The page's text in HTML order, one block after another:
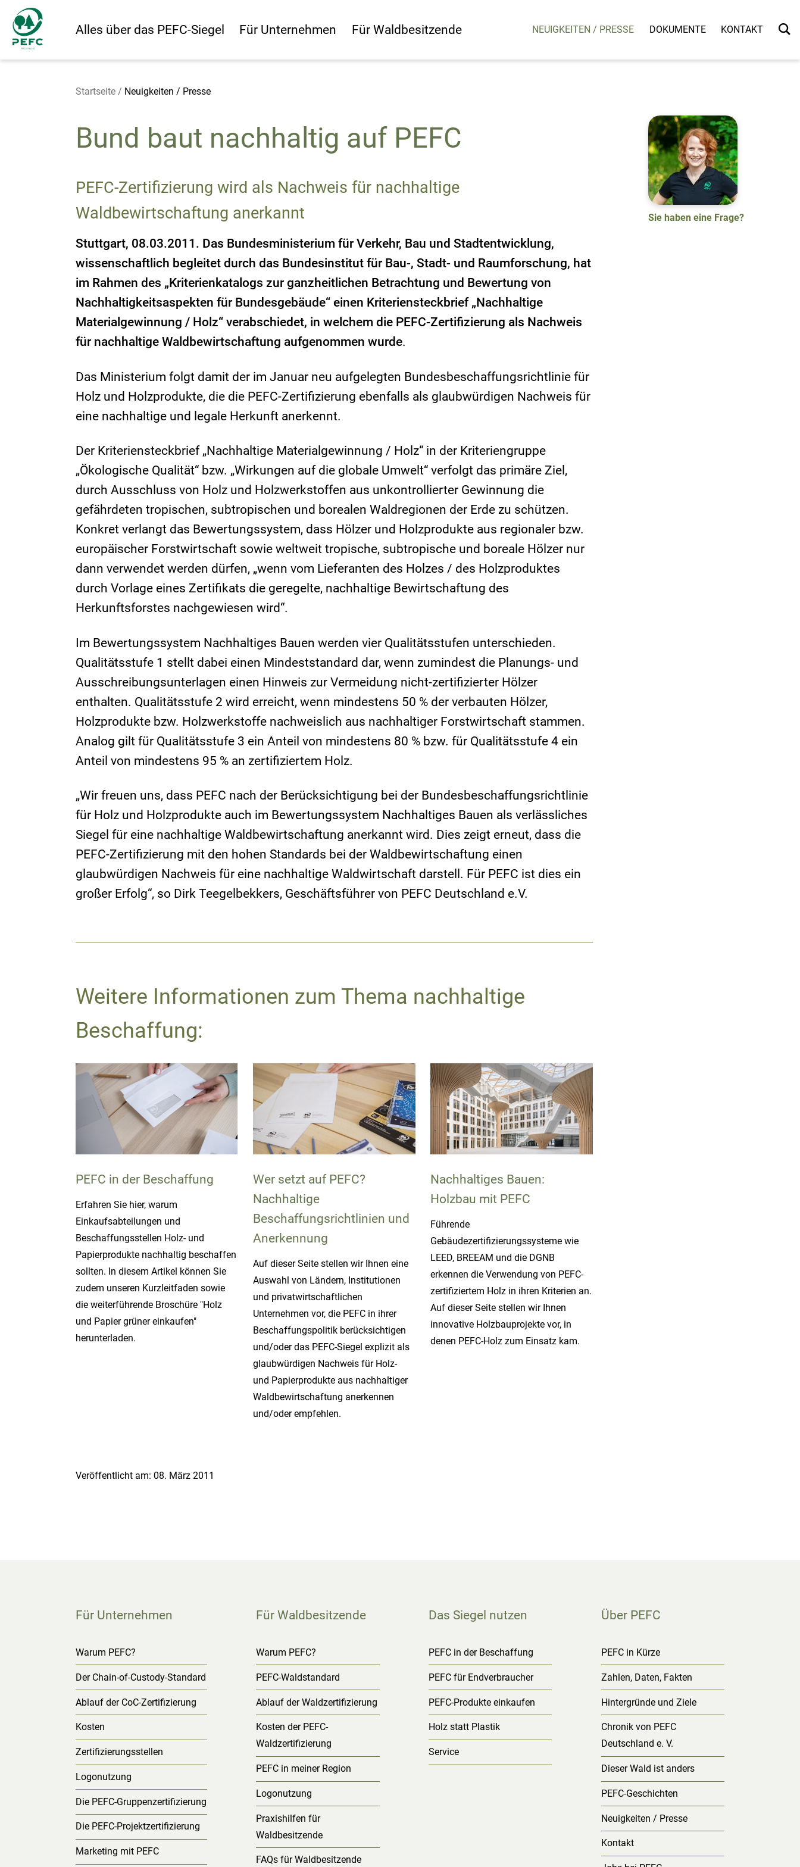
Alles über das PEFC-Siegel Für Unternehmen Für Waldbesitzende NEUIGKEITEN / PRESSE DOKUMENTE KONTAKT
Startseite / Neuigkeiten / Presse
Bund baut nachhaltig auf PEFC
PEFC-Zertifizierung wird als Nachweis für nachhaltige
Waldbewirtschaftung anerkannt
Stuttgart, 08.03.2011. Das Bundesministerium für Verkehr, Bau und Stadtentwicklung,
wissenschaftlich begleitet durch das Bundesinstitut für Bau-, Stadt- und Raumforschung, hat
im Rahmen des „Kriterienkatalogs zur ganzheitlichen Betrachtung und Bewertung von
Nachhaltigkeitsaspekten für Bundesgebäude“ einen Kriteriensteckbrief „Nachhaltige
Materialgewinnung / Holz“ verabschiedet, in welchem die PEFC-Zertifizierung als Nachweis
für nachhaltige Waldbewirtschaftung aufgenommen wurde.
Das Ministerium folgt damit der im Januar neu aufgelegten Bundesbeschaffungsrichtlinie für
Holz und Holzprodukte, die die PEFC-Zertifizierung ebenfalls als glaubwürdigen Nachweis für
eine nachhaltige und legale Herkunft anerkennt.
Der Kriteriensteckbrief „Nachhaltige Materialgewinnung / Holz“ in der Kriteriengruppe
„Ökologische Qualität“ bzw. „Wirkungen auf die globale Umwelt“ verfolgt das primäre Ziel,
durch Ausschluss von Holz und Holzwerkstoffen aus unkontrollierter Gewinnung die
gefährdeten tropischen, subtropischen und borealen Waldregionen der Erde zu schützen.
Konkret verlangt das Bewertungssystem, dass Hölzer und Holzprodukte aus regionaler bzw.
europäischer Forstwirtschaft sowie weltweit tropische, subtropische und boreale Hölzer nur
dann verwendet werden dürfen, „wenn vom Lieferanten des Holzes / des Holzproduktes
durch Vorlage eines Zertifikats die geregelte, nachhaltige Bewirtschaftung des
Herkunftsforstes nachgewiesen wird“.
Im Bewertungssystem Nachhaltiges Bauen werden vier Qualitätsstufen unterschieden.
Qualitätsstufe 1 stellt dabei einen Mindeststandard dar, wenn zumindest die Planungs- und
Ausschreibungsunterlagen einen Hinweis zur Vermeidung nicht-zertifizierter Hölzer
enthalten. Qualitätsstufe 2 wird erreicht, wenn mindestens 50 % der verbauten Hölzer,
Holzprodukte bzw. Holzwerkstoffe nachweislich aus nachhaltiger Forstwirtschaft stammen.
Analog gilt für Qualitätsstufe 3 ein Anteil von mindestens 80 % bzw. für Qualitätsstufe 4 ein
Anteil von mindestens 95 % an zertifiziertem Holz.
„Wir freuen uns, dass PEFC nach der Berücksichtigung bei der Bundesbeschaffungsrichtlinie
für Holz und Holzprodukte auch im Bewertungssystem Nachhaltiges Bauen als verlässliches
Siegel für eine nachhaltige Waldbewirtschaftung anerkannt wird. Dies zeigt erneut, dass die
PEFC-Zertifizierung mit den hohen Standards bei der Waldbewirtschaftung einen
glaubwürdigen Nachweis für eine nachhaltige Waldwirtschaft darstell. Für PEFC ist dies ein
großer Erfolg“, so Dirk Teegelbekkers, Geschäftsführer von PEFC Deutschland e.V.
Weitere Informationen zum Thema nachhaltige
Beschaffung:
PEFC in der Beschaffung
Erfahren Sie hier, warum
Einkaufsabteilungen und
Beschaffungsstellen Holz- und
Papierprodukte nachhaltig beschaffen
sollten. In diesem Artikel können Sie
zudem unseren Kurzleitfaden sowie
die weiterführende Broschüre "Holz
und Papier grüner einkaufen"
herunterladen.
Wer setzt auf PEFC?
Nachhaltige
Beschaffungsrichtlinien und
Anerkennung
Auf dieser Seite stellen wir Ihnen eine
Auswahl von Ländern, Institutionen
und privatwirtschaftlichen
Unternehmen vor, die PEFC in ihrer
Beschaffungspolitik berücksichtigen
und/oder das PEFC-Siegel explizit als
glaubwürdigen Nachweis für Holz-
und Papierprodukte aus nachhaltiger
Waldbewirtschaftung anerkennen
und/oder empfehlen.
Nachhaltiges Bauen:
Holzbau mit PEFC
Führende
Gebäudezertifizierungssysteme wie
LEED, BREEAM und die DGNB
erkennen die Verwendung von PEFC-
zertifiziertem Holz in ihren Kriterien an.
Auf dieser Seite stellen wir Ihnen
innovative Holzbauprojekte vor, in
denen PEFC-Holz zum Einsatz kam.
Veröffentlicht am: 08. März 2011
Sie haben eine Frage?
Für Unternehmen
Warum PEFC?
Der Chain-of-Custody-Standard
Ablauf der CoC-Zertifizierung
Kosten
Zertifizierungsstellen
Logonutzung
Die PEFC-Gruppenzertifizierung
Die PEFC-Projektzertifizierung
Marketing mit PEFC
Für Waldbesitzende
Warum PEFC?
PEFC-Waldstandard
Ablauf der Waldzertifizierung
Kosten der PEFC-
Waldzertifizierung
PEFC in meiner Region
Logonutzung
Praxishilfen für
Waldbesitzende
FAQs für Waldbesitzende
Das Siegel nutzen
PEFC in der Beschaffung
PEFC für Endverbraucher
PEFC-Produkte einkaufen
Holz statt Plastik
Service
Über PEFC
PEFC in Kürze
Zahlen, Daten, Fakten
Hintergründe und Ziele
Chronik von PEFC
Deutschland e. V.
Dieser Wald ist anders
PEFC-Geschichten
Neuigkeiten / Presse
Kontakt